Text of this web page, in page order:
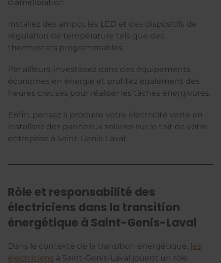
d'amélioration.
Installez des ampoules LED et des dispositifs de
régulation de température tels que des
thermostats programmables.
Par ailleurs, investissez dans des équipements
économes en énergie et profitez également des
heures creuses pour réaliser les tâches énergivores.
Enfin, pensez à produire votre électricité verte en
installant des panneaux solaires sur le toit de votre
entreprise à Saint-Genis-Laval.
Rôle et responsabilité des
électriciens dans la transition
énergétique à Saint-Genis-Laval
Dans le contexte de la transition énergétique, les
électriciens à Saint-Genis-Laval jouent un rôle